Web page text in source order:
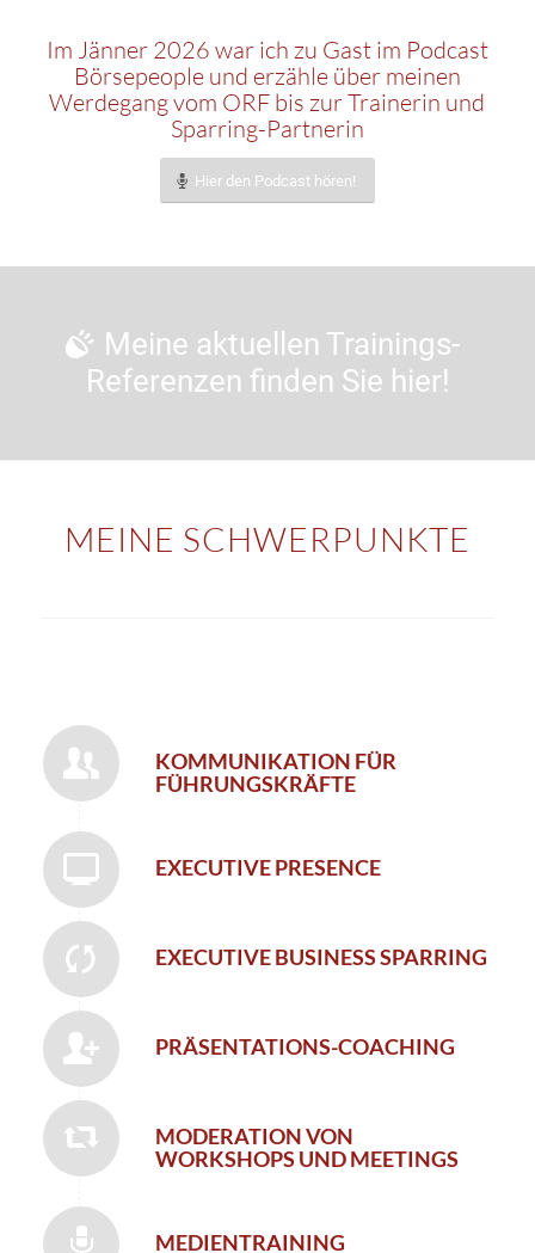
Im Jänner 2026 war ich zu Gast im Podcast
Börsepeople und erzähle über meinen
Werdegang vom ORF bis zur Trainerin und
Sparring-Partnerin
Hier den Podcast hören!
Meine aktuellen Trainings-
Referenzen finden Sie hier!
MEINE SCHWERPUNKTE
KOMMUNIKATION FÜR
FÜHRUNGSKRÄFTE
EXECUTIVE PRESENCE
EXECUTIVE BUSINESS SPARRING
PRÄSENTATIONS-COACHING
MODERATION VON
WORKSHOPS UND MEETINGS
MEDIENTRAINING